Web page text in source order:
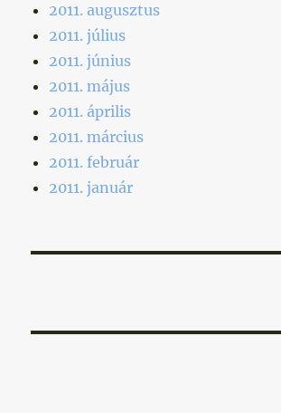
2011. augusztus
2011. július
2011. június
2011. május
2011. április
2011. március
2011. február
2011. január